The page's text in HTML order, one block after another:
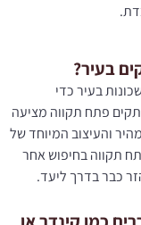
בעיר?
בעיר כדי
פתח תקווה מציעה
והעיצוב המיוחד של
תקווה בחיפוש אחר
כבר בדרך ליעד.